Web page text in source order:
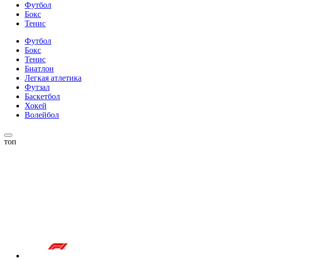
Футбол
Бокс
Тенис
Футбол
Бокс
Тенис
Биатлон
Легкая атлетика
Футзал
Баскетбол
Хокей
Волейбол
топ